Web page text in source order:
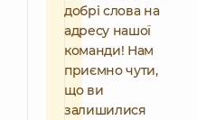
добрі слова на
адресу нашої
команди! Нам
приємно чути,
що ви
залишилися